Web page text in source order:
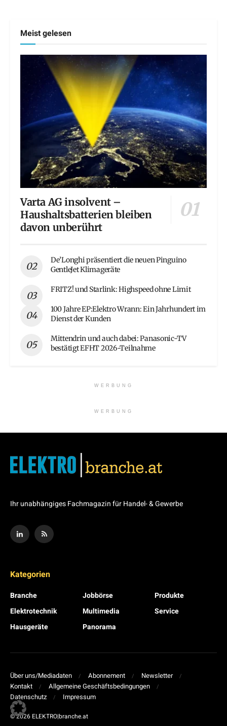
Meist gelesen
Varta AG insolvent –
Haushaltsbatterien bleiben
davon unberührt
De’Longhi präsentiert die neuen Pinguino
GentleJet Klimageräte
FRITZ! und Starlink: Highspeed ohne Limit
100 Jahre EP:Elektro Wrann: Ein Jahrhundert im
Dienst der Kunden
Mittendrin und auch dabei: Panasonic-TV
bestätigt EFHT 2026-Teilnahme
WERBUNG
WERBUNG
Ihr unabhängiges Fachmagazin für Handel- & Gewerbe
Kategorien
Branche
Elektrotechnik
Hausgeräte
Jobbörse
Multimedia
Panorama
Produkte
Service
Über uns/Mediadaten Abonnement
Newsletter
Kontakt
Allgemeine Geschäftsbedingungen
Datenschutz
Impressum
© 2026 ELEKTRO|branche.at